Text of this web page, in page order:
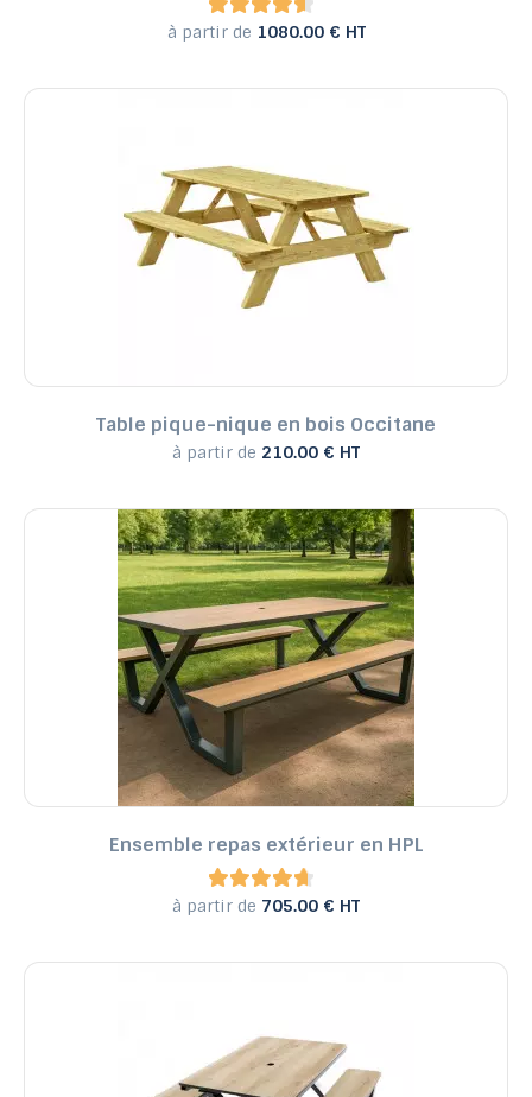
à partir de 1080.00 € HT
Table pique-nique en bois Occitane
à partir de 210.00 € HT
Ensemble repas extérieur en HPL
à partir de 705.00 € HT